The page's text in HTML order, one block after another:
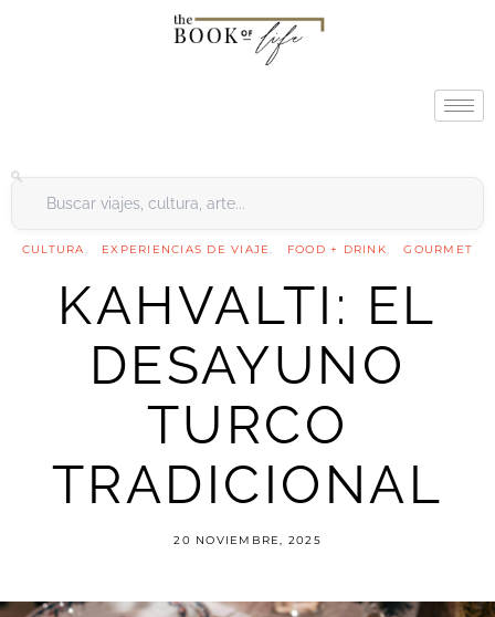
CULTURA EXPERIENCIAS DE VIAJE FOOD + DRINK GOURMET
KAHVALTI: EL
DESAYUNO
TURCO
TRADICIONAL
20 NOVIEMBRE, 2025